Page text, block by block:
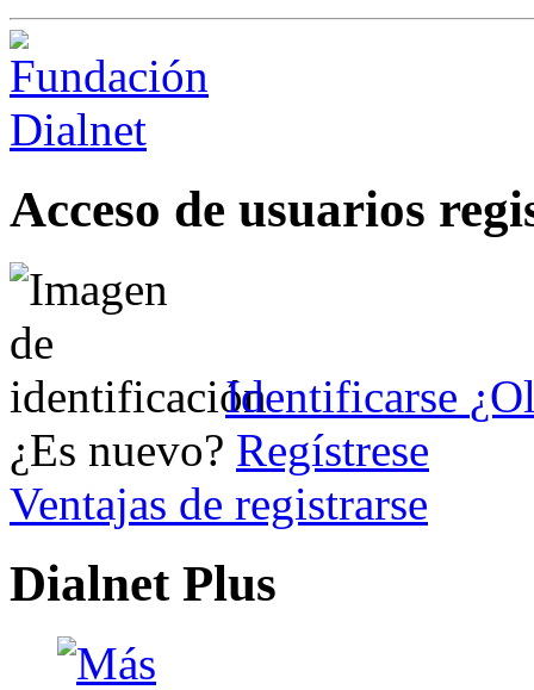
Acceso de usuarios
Identificarse
¿Es nuevo? Regístrese
Ventajas de registrarse
Dialnet Plus